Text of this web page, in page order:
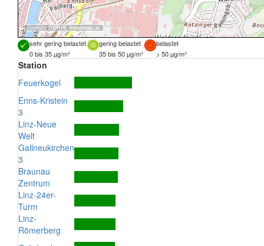
Quellen:DORIS, basemap.at
sehr gering belastet gering belastet
belastet
0 bis 35 µg/m³
35 bis 50 µg/m³ > 50 µg/m³
Station
Feuerkogel
Enns-Kristein
3
Linz-Neue
Welt
Gallneukirchen
3
Braunau
Zentrum
Linz-24er-
Turm
Linz-
Römerberg